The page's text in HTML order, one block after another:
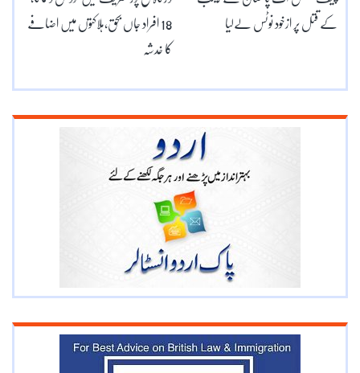
18 افراد جاں بحق،ہلاکتوں میں اضافے
کا خدشہ
کے قتل پر ازخود نوٹس لےلیا